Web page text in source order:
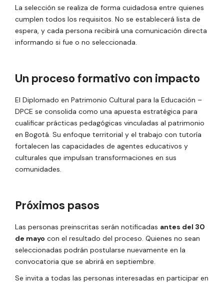
La selección se realiza de forma cuidadosa entre quienes
cumplen todos los requisitos. No se establecerá lista de
espera, y cada persona recibirá una comunicación directa
informando si fue o no seleccionada.
Un proceso formativo con impacto
El Diplomado en Patrimonio Cultural para la Educación –
DPCE se consolida como una apuesta estratégica para
cualificar prácticas pedagógicas vinculadas al patrimonio
en Bogotá. Su enfoque territorial y el trabajo con tutoría
fortalecen las capacidades de agentes educativos y
culturales que impulsan transformaciones en sus
comunidades.
Próximos pasos
Las personas preinscritas serán notificadas antes del 30
de mayo con el resultado del proceso. Quienes no sean
seleccionadas podrán postularse nuevamente en la
convocatoria que se abrirá en septiembre.
Se invita a todas las personas interesadas en participar en